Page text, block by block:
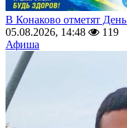
В Конаково отметят
05.08.2026, 14:48
119
Афиша